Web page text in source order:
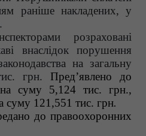
раніше накладених, у
розраховані
внаслідок порушення
на загальну
грн. Пред’явлено до
суму 5,124 тис. грн.,
суму 121,551 тис. грн.
до правоохоронних